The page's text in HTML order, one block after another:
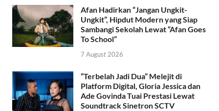
Afan Hadirkan “Jangan Ungkit-
Ungkit”, Hipdut Modern yang Siap
Sambangi Sekolah Lewat “Afan Goes
To School”
7 August 2026
“Terbelah Jadi Dua” Melejit di
Platform Digital, Gloria Jessica dan
Ade Govinda Tuai Prestasi Lewat
Soundtrack Sinetron SCTV